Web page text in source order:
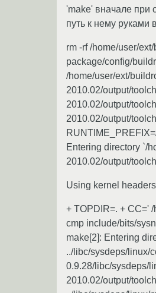
'make' вначале при
путь к нему руками
rm -rf /home/user/
package/config/
/home/user/ext/
2010.02/output/
2010.02/output/
2010.02/output/
Entering directory `/
2010.02/output/
Using kernel
+ TOPDIR=. + CC='
cmp include/bits/
make[2]: Entering
../libc/sysdeps/linux/
0.9.28/libc/sysdeps/
2010.02/output/